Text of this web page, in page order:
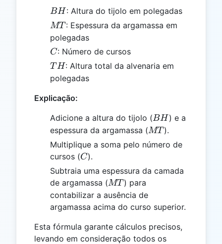
BH
BH : Altura do tijolo em polegadas
MT
MT : Espessura da argamassa em
polegadas
C
C: Número de cursos
TH
T H: Altura total da alvenaria em
polegadas
Explicação:
Adicione a altura do tijolo (BH
BH ) e a
espessura da argamassa (MT
MT ).
Multiplique a soma pelo número de
cursos (C
C).
Subtraia uma espessura da camada
de argamassa (MT
MT ) para
contabilizar a ausência de
argamassa acima do curso superior.
Esta fórmula garante cálculos precisos,
levando em consideração todos os